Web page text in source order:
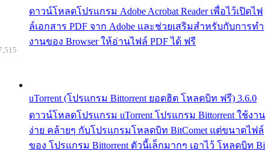
ดาวน์โหลดโปรแกรม Adobe Acrobat Reader เพื่อไว้เปิดไฟ
ล์เอกสาร PDF จาก Adobe และช่วยเสริมสำหรับกับการทำ
งานของ Browser ให้อ่านไฟล์ PDF ได้ ฟรี
uTorrent (โปรแกรม Bittorrent ยอดฮิต โหลดบิท ฟรี) 3.6.0
ดาวน์โหลดโปรแกรม uTorrent โปรแกรม Bittorrent ใช้งาน
ง่าย คล้ายๆ กับโปรแกรมโหลดบิท BitComet แต่ขนาดไฟล์
ของ โปรแกรม Bittorrent ตัวนี้เล็กมากๆ เอาไว้ โหลดบิท Bi